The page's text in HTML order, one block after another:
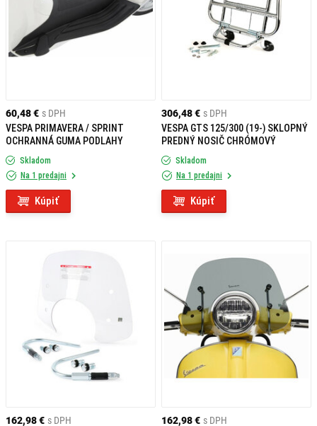
60,48 € s DPH
VESPA PRIMAVERA / SPRINT
OCHRANNÁ GUMA PODLAHY
Skladom
Na 1 predajni
Kúpiť
306,48 € s DPH
VESPA GTS 125/300 (19-) SKLOPNÝ
PREDNÝ NOSIČ CHRÓMOVÝ
Skladom
Na 1 predajni
Kúpiť
162,98 € s DPH 162,98 € s DPH